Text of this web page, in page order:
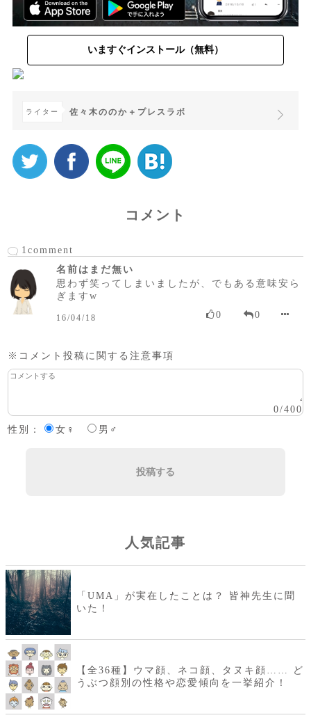
いますぐインストール（無料）
ライター 佐々木ののか＋プレスラボ
コメント
1comment
名前はまだ無い
思わず笑ってしまいましたが、でもある意味安ら
ぎますw
16/04/18 0 0
※コメント投稿に関する注意事項
0/400
性別：
女♀ 男♂
投稿する
人気記事
「UMA」が実在したことは？ 皆神先生に聞
いた！
【全36種】ウマ顔、ネコ顔、タヌキ顔…… ど
うぶつ顔別の性格や恋愛傾向を一挙紹介！